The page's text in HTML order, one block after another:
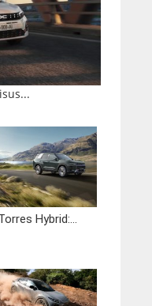
Hybrid:...